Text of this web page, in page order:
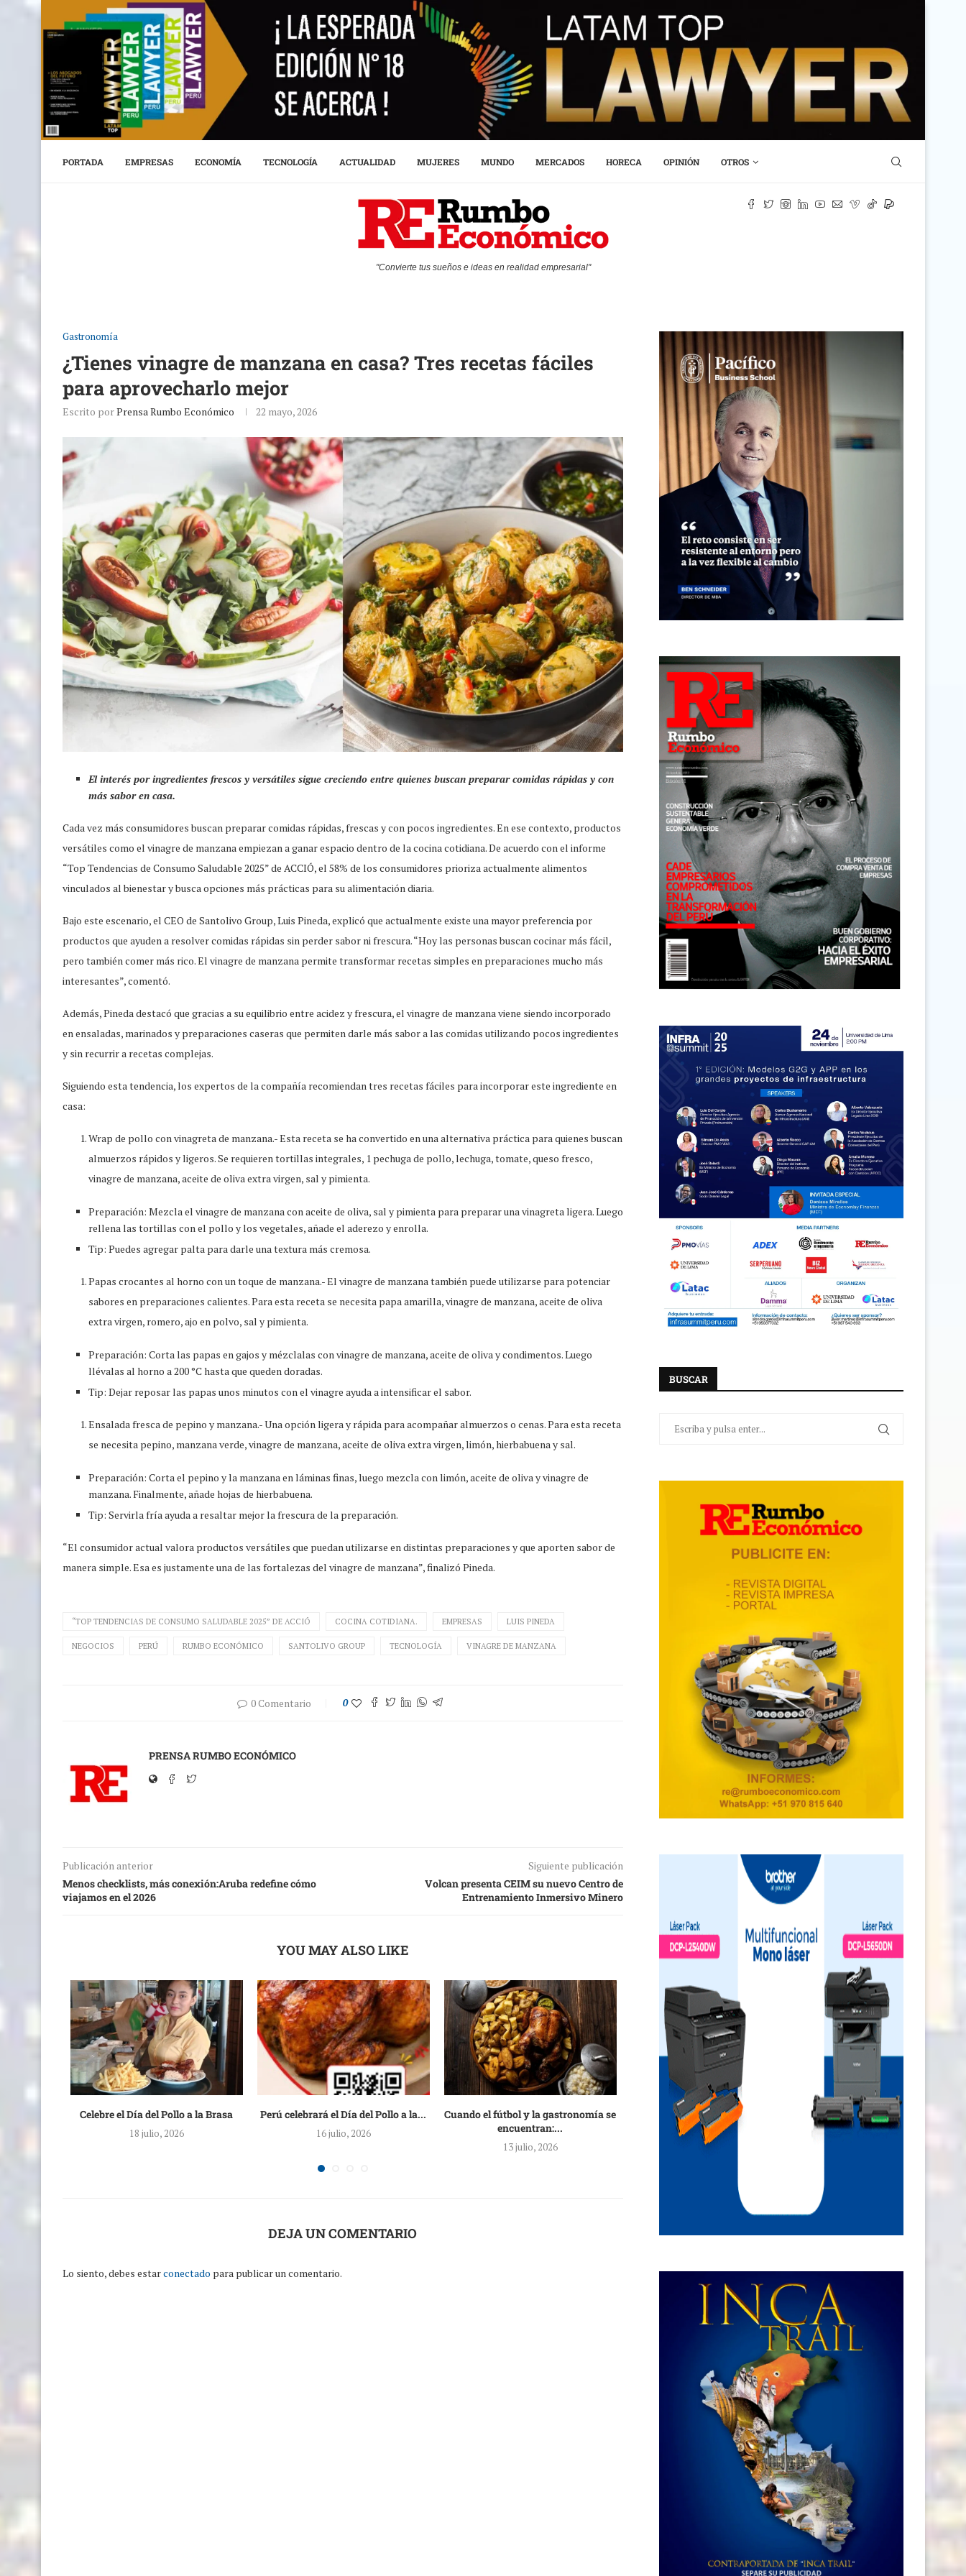
PORTADA EMPRESAS ECONOMÍA TECNOLOGÍA ACTUALIDAD MUJERES MUNDO MERCADOS HORECA OPINIÓN OTROS
"Convierte tus sueños e ideas en realidad empresarial"
Gastronomía
¿Tienes vinagre de manzana en casa? Tres recetas fáciles
para aprovecharlo mejor
Escrito porPrensa Rumbo Económico 22 mayo, 2026
El interés por ingredientes frescos y versátiles sigue creciendo entre quienes buscan preparar comidas rápidas y con
más sabor en casa.
Cada vez más consumidores buscan preparar comidas rápidas, frescas y con pocos ingredientes. En ese contexto, productos
versátiles como el vinagre de manzana empiezan a ganar espacio dentro de la cocina cotidiana. De acuerdo con el informe
“Top Tendencias de Consumo Saludable 2025” de ACCIÓ, el 58% de los consumidores prioriza actualmente alimentos
vinculados al bienestar y busca opciones más prácticas para su alimentación diaria.
Bajo este escenario, el CEO de Santolivo Group, Luis Pineda, explicó que actualmente existe una mayor preferencia por
productos que ayuden a resolver comidas rápidas sin perder sabor ni frescura. “Hoy las personas buscan cocinar más fácil,
pero también comer más rico. El vinagre de manzana permite transformar recetas simples en preparaciones mucho más
interesantes”, comentó.
Además, Pineda destacó que gracias a su equilibrio entre acidez y frescura, el vinagre de manzana viene siendo incorporado
en ensaladas, marinados y preparaciones caseras que permiten darle más sabor a las comidas utilizando pocos ingredientes
y sin recurrir a recetas complejas.
Siguiendo esta tendencia, los expertos de la compañía recomiendan tres recetas fáciles para incorporar este ingrediente en
casa:
Wrap de pollo con vinagreta de manzana.- Esta receta se ha convertido en una alternativa práctica para quienes buscan
almuerzos rápidos y ligeros. Se requieren tortillas integrales, 1 pechuga de pollo, lechuga, tomate, queso fresco,
vinagre de manzana, aceite de oliva extra virgen, sal y pimienta.
Preparación: Mezcla el vinagre de manzana con aceite de oliva, sal y pimienta para preparar una vinagreta ligera. Luego
rellena las tortillas con el pollo y los vegetales, añade el aderezo y enrolla.
Tip: Puedes agregar palta para darle una textura más cremosa.
Papas crocantes al horno con un toque de manzana.- El vinagre de manzana también puede utilizarse para potenciar
sabores en preparaciones calientes. Para esta receta se necesita papa amarilla, vinagre de manzana, aceite de oliva
extra virgen, romero, ajo en polvo, sal y pimienta.
Preparación: Corta las papas en gajos y mézclalas con vinagre de manzana, aceite de oliva y condimentos. Luego
llévalas al horno a 200 °C hasta que queden doradas.
Tip: Dejar reposar las papas unos minutos con el vinagre ayuda a intensificar el sabor.
Ensalada fresca de pepino y manzana.- Una opción ligera y rápida para acompañar almuerzos o cenas. Para esta receta
se necesita pepino, manzana verde, vinagre de manzana, aceite de oliva extra virgen, limón, hierbabuena y sal.
Preparación: Corta el pepino y la manzana en láminas finas, luego mezcla con limón, aceite de oliva y vinagre de
manzana. Finalmente, añade hojas de hierbabuena.
Tip: Servirla fría ayuda a resaltar mejor la frescura de la preparación.
“El consumidor actual valora productos versátiles que puedan utilizarse en distintas preparaciones y que aporten sabor de
manera simple. Esa es justamente una de las fortalezas del vinagre de manzana”, finalizó Pineda.
“TOP TENDENCIAS DE CONSUMO SALUDABLE 2025” DE ACCIÓ COCINA COTIDIANA. EMPRESAS LUIS PINEDA
NEGOCIOS PERÚ RUMBO ECONÓMICO SANTOLIVO GROUP TECNOLOGÍA VINAGRE DE MANZANA
0 Comentario 0
PRENSA RUMBO ECONÓMICO
Publicación anterior
Menos checklists, más conexión:Aruba redefine cómo
viajamos en el 2026
Siguiente publicación
Volcan presenta CEIM su nuevo Centro de
Entrenamiento Inmersivo Minero
YOU MAY ALSO LIKE
Celebre el Día del Pollo a la Brasa
18 julio, 2026
Perú celebrará el Día del Pollo a la...
16 julio, 2026
Cuando el fútbol y la gastronomía se
encuentran:...
13 julio, 2026
¡Histórico!: Perú será sede de The
World’s 50...
12 julio, 2026
4 claves para elegir ollas y
resistentes
DEJA UN COMENTARIO
Lo siento, debes estarconectado para publicar un comentario.
BUSCAR